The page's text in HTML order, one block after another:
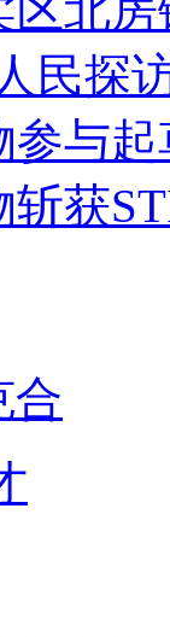
北
民探
与
获
合